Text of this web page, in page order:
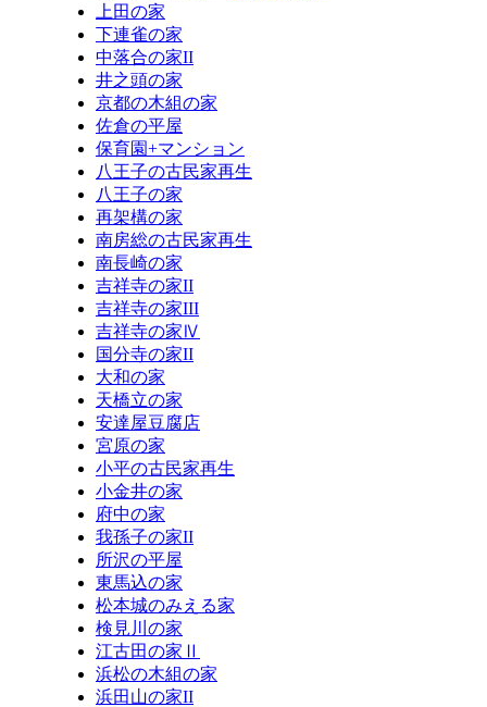
上田の家
下連雀の家
中落合の家II
井之頭の家
京都の木組の家
佐倉の平屋
保育園+マンション
八王子の古民家再生
八王子の家
再架構の家
南房総の古民家再生
南長崎の家
吉祥寺の家II
吉祥寺の家III
吉祥寺の家Ⅳ
国分寺の家II
大和の家
天橋立の家
安達屋豆腐店
宮原の家
小平の古民家再生
小金井の家
府中の家
我孫子の家II
所沢の平屋
東馬込の家
松本城のみえる家
検見川の家
江古田の家Ⅱ
浜松の木組の家
浜田山の家II